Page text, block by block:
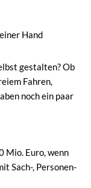
Hand
gestalten? Ob
Fahren,
noch ein paar
Mio. Euro, wenn
Sach-, Personen-